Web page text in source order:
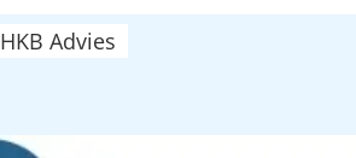
HKB Advies